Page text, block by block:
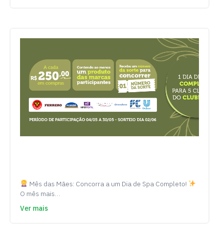
Mês das Mães: Concorra a um Dia de Spa Completo!
O mês mais…
Ver mais